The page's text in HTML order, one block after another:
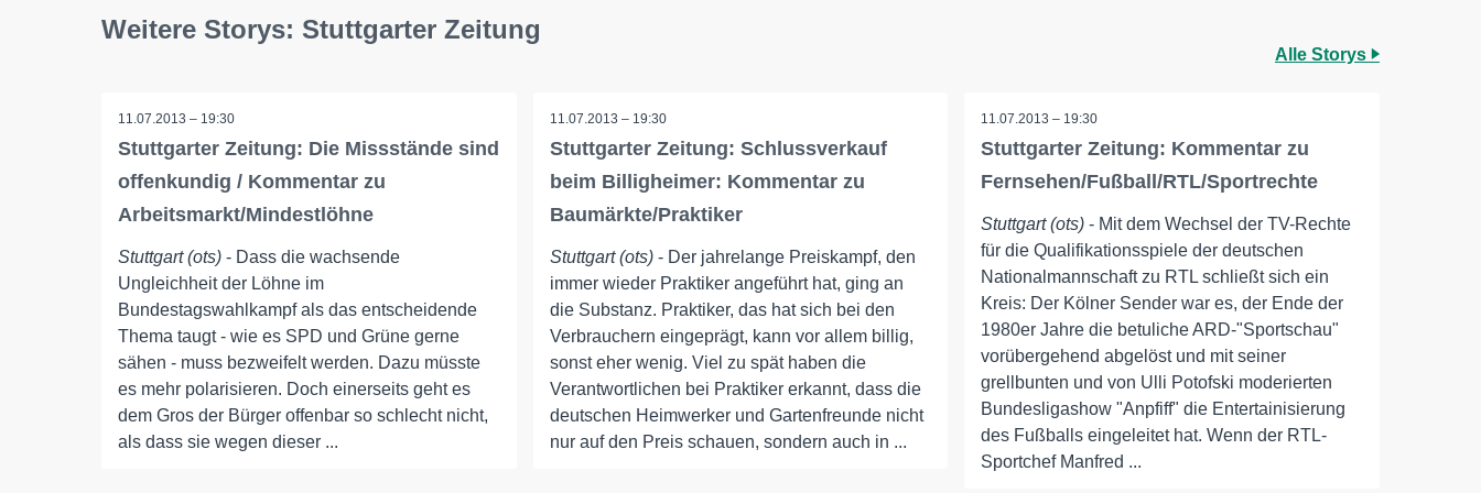
Weitere Storys: Stuttgarter Zeitung
Alle Storys
11.07.2013 – 19:30
Stuttgarter Zeitung: Die Missstände sind
offenkundig / Kommentar zu
Arbeitsmarkt/Mindestlöhne
Stuttgart (ots) - Dass die wachsende
Ungleichheit der Löhne im
Bundestagswahlkampf als das entscheidende
Thema taugt - wie es SPD und Grüne gerne
sähen - muss bezweifelt werden. Dazu müsste
es mehr polarisieren. Doch einerseits geht es
dem Gros der Bürger offenbar so schlecht nicht,
als dass sie wegen dieser ...
11.07.2013 – 19:30
Stuttgarter Zeitung: Schlussverkauf
beim Billigheimer: Kommentar zu
Baumärkte/Praktiker
Stuttgart (ots)- Der jahrelange Preiskampf, den
immer wieder Praktiker angeführt hat, ging an
die Substanz. Praktiker, das hat sich bei den
Verbrauchern eingeprägt, kann vor allem billig,
sonst eher wenig. Viel zu spät haben die
Verantwortlichen bei Praktiker erkannt, dass die
deutschen Heimwerker und Gartenfreunde nicht
nur auf den Preis schauen, sondern auch in ...
11.07.2013 – 19:30
Stuttgarter Zeitung: Kommentar zu
Fernsehen/Fußball/RTL/Sportrechte
Stuttgart (ots) - Mit dem Wechsel der TV-Rechte
für die Qualifikationsspiele der deutschen
Nationalmannschaft zu RTL schließt sich ein
Kreis: Der Kölner Sender war es, der Ende der
1980er Jahre die betuliche ARD-"Sportschau"
vorübergehend abgelöst und mit seiner
grellbunten und von Ulli Potofski moderierten
Bundesligashow "Anpfiff" die Entertainisierung
des Fußballs eingeleitet hat. Wenn der RTL-
Sportchef Manfred ...